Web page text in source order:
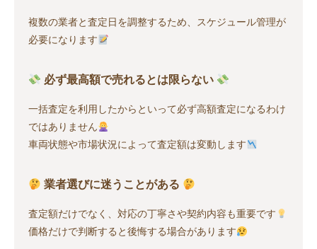
複数の業者と査定日を調整するため、スケジュール管理が
必要になります
必ず最高額で売れるとは限らない
一括査定を利用したからといって必ず高額査定になるわけ
ではありません
車両状態や市場状況によって査定額は変動します
業者選びに迷うことがある
査定額だけでなく、対応の丁寧さや契約内容も重要です
価格だけで判断すると後悔する場合があります